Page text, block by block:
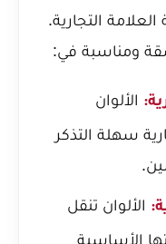
التجارية.
ومناسبة في:
الألوان
سهلة التذكر
الألوان تنقل
الأساسية